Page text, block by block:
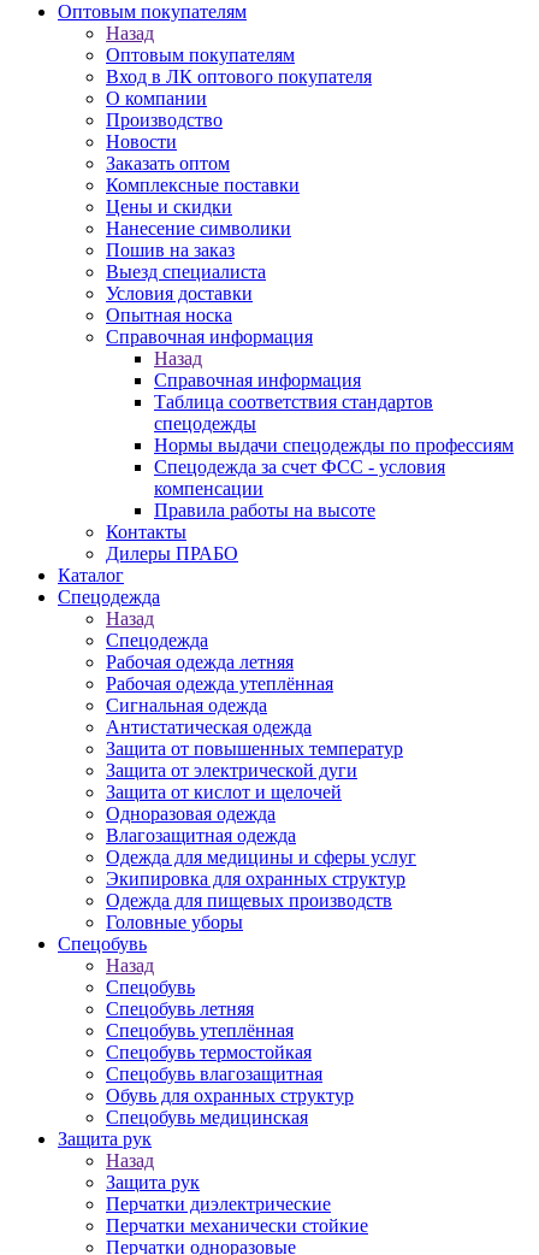
Оптовым покупателям
Назад
Оптовым покупателям
Вход в ЛК оптового покупателя
О компании
Производство
Новости
Заказать оптом
Комплексные поставки
Цены и скидки
Нанесение символики
Пошив на заказ
Выезд специалиста
Условия доставки
Опытная носка
Справочная информация
Назад
Справочная информация
Таблица соответствия стандартов
спецодежды
Нормы выдачи спецодежды по профессиям
Спецодежда за счет ФСС - условия
компенсации
Правила работы на высоте
Контакты
Дилеры ПРАБО
Каталог
Спецодежда
Назад
Спецодежда
Рабочая одежда летняя
Рабочая одежда утеплённая
Сигнальная одежда
Антистатическая одежда
Защита от повышенных температур
Защита от электрической дуги
Защита от кислот и щелочей
Одноразовая одежда
Влагозащитная одежда
Одежда для медицины и сферы услуг
Экипировка для охранных структур
Одежда для пищевых производств
Головные уборы
Спецобувь
Назад
Спецобувь
Спецобувь летняя
Спецобувь утеплённая
Спецобувь термостойкая
Спецобувь влагозащитная
Обувь для охранных структур
Спецобувь медицинская
Защита рук
Назад
Защита рук
Перчатки диэлектрические
Перчатки механически стойкие
Перчатки одноразовые